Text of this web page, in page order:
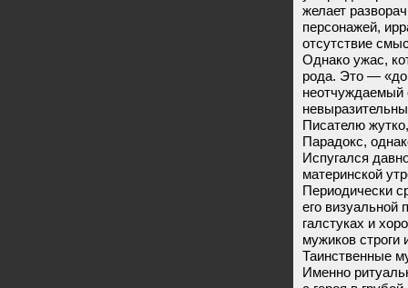
желает
персонажей,
отсутствие
Однако ужас,
рода. Это —
неотчуждаемый
Писателю
Парадокс,
Испугался
материнской
Периодически
его визуальной
галстуках и
мужиков
Таинственные
Именно